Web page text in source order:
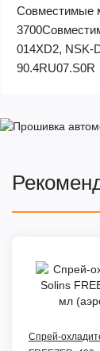
Совместимые
014XD2, NSK-
90.4RU07.S0R
Спрей-